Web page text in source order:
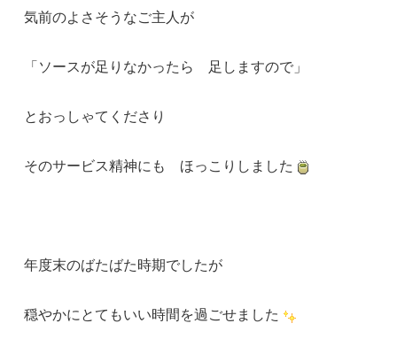
気前のよさそうなご主人が
「ソースが足りなかったら 足しますので」
とおっしゃてくださり
そのサービス精神にも ほっこりしました
年度末のばたばた時期でしたが
穏やかにとてもいい時間を過ごせました